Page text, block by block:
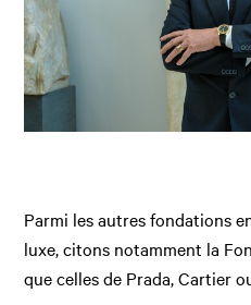
Parmi les autres fondations
luxe, citons notamment la
que celles de Prada, Cartier